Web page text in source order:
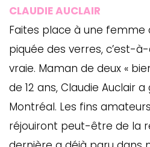
CLAUDIE AUCLAIR
Faites place à une femme
piquée des verres, c’est-
vraie. Maman de deux «
de 12 ans, Claudie Auclair
Montréal. Les fins amateurs
réjouiront peut-être de la